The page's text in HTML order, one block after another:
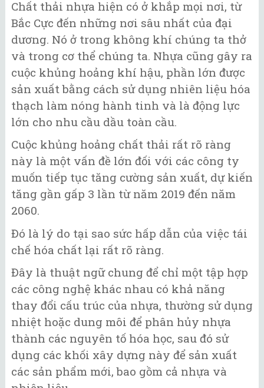
Chất thải nhựa hiện có ở khắp mọi nơi, từ
Bắc Cực đến những nơi sâu nhất của đại
dương. Nó ở trong không khí chúng ta thở
và trong cơ thể chúng ta. Nhựa cũng gây ra
cuộc khủng hoảng khí hậu, phần lớn được
sản xuất bằng cách sử dụng nhiên liệu hóa
thạch làm nóng hành tinh và là động lực
lớn cho nhu cầu dầu toàn cầu.
Cuộc khủng hoảng chất thải rất rõ ràng
này là một vấn đề lớn đối với các công ty
muốn tiếp tục tăng cường sản xuất, dự kiến
​​tăng gần gấp 3 lần từ năm 2019 đến năm
2060.
Đó là lý do tại sao sức hấp dẫn của việc tái
chế hóa chất lại rất rõ ràng.
Đây là thuật ngữ chung để chỉ một tập hợp
các công nghệ khác nhau có khả năng
thay đổi cấu trúc của nhựa, thường sử dụng
nhiệt hoặc dung môi để phân hủy nhựa
thành các nguyên tố hóa học, sau đó sử
dụng các khối xây dựng này để sản xuất
các sản phẩm mới, bao gồm cả nhựa và